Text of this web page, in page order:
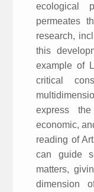
ecological
permeates
research,
this
example of
critical
express
economic,
reading of
can guide
matters,
dimension